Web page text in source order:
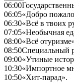
06:00
06:05«Добро
06:30«Всё в твоих
07:05«Необычная
08:00«Всё
08:50Специальный
09:00«Утиные
10:30«Импортное
10:50«Хит-парад».